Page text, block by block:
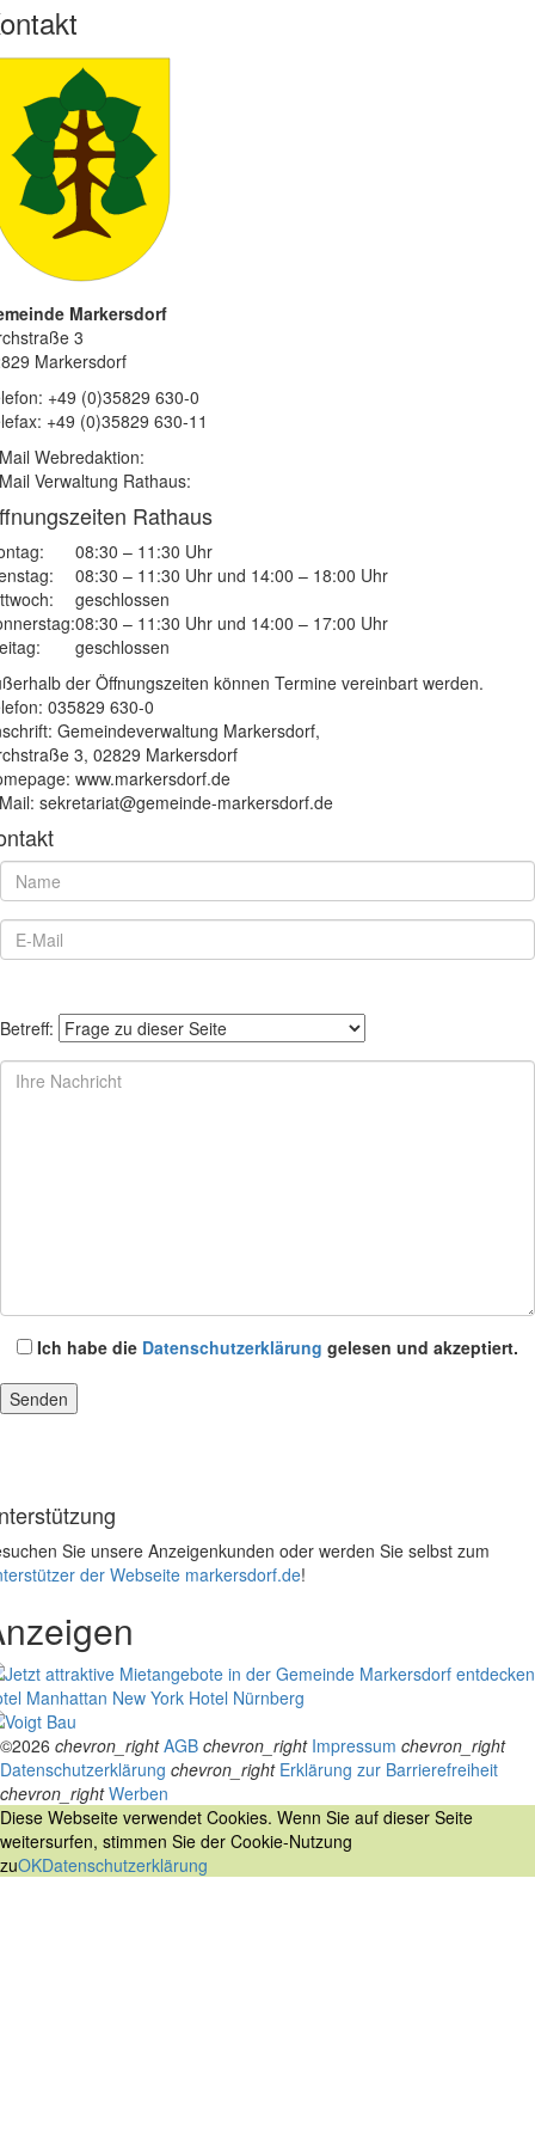
Markersdorf
3
Markersdorf
+49 (0)35829 630-0
+49 (0)35829 630-11
Webredaktion:
Verwaltung Rathaus:
Rathaus
08:30 – 11:30 Uhr
08:30 – 11:30 Uhr und 14:00 – 18:00 Uhr
geschlossen
08:30 – 11:30 Uhr und 14:00 – 17:00 Uhr
geschlossen
der Öffnungszeiten können Termine vereinbart werden.
035829 630-0
Gemeindeverwaltung Markersdorf,
3, 02829 Markersdorf
www.markersdorf.de
sekretariat@gemeinde-markersdorf.de
Betreff:
Ich habe die Datenschutzerklärung gelesen und akzeptiert.
Sie unsere Anzeigenkunden oder werden Sie selbst zum
der Webseite markersdorf.de!
Manhattan New York Hotel Nürnberg
©2026 chevron_right AGB chevron_right Impressum chevron_right
Datenschutzerklärung chevron_right Erklärung zur Barrierefreiheit
chevron_right Werben
Diese Webseite verwendet Cookies. Wenn Sie auf dieser Seite
weitersurfen, stimmen Sie der Cookie-Nutzung
zuOKDatenschutzerklärung